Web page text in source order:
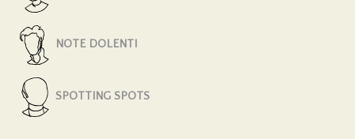
NOTE DOLENTI
SPOTTING SPOTS